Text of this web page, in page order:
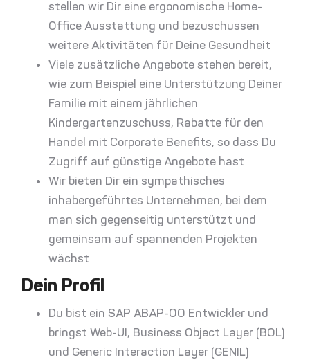
stellen wir Dir eine ergonomische Home-
Office Ausstattung und bezuschussen
weitere Aktivitäten für Deine Gesundheit
Viele zusätzliche Angebote stehen bereit,
wie zum Beispiel eine Unterstützung Deiner
Familie mit einem jährlichen
Kindergartenzuschuss, Rabatte für den
Handel mit Corporate Benefits, so dass Du
Zugriff auf günstige Angebote hast
Wir bieten Dir ein sympathisches
inhabergeführtes Unternehmen, bei dem
man sich gegenseitig unterstützt und
gemeinsam auf spannenden Projekten
wächst
Dein Profil
Du bist ein SAP ABAP-OO Entwickler und
bringst Web-UI, Business Object Layer (BOL)
und Generic Interaction Layer (GENIL)